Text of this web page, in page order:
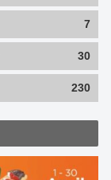
7
30
230